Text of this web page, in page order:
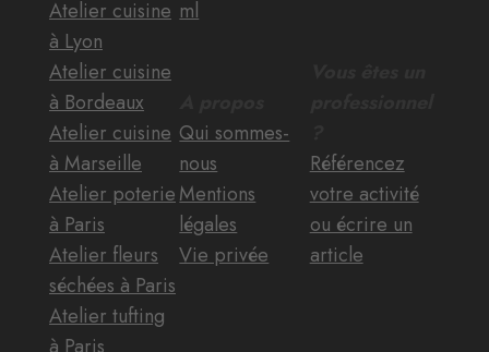
Atelier cuisine
à Lyon
Atelier cuisine
à Bordeaux
Atelier cuisine
à Marseille
Atelier poterie
à Paris
Atelier fleurs
séchées à Paris
Atelier tufting
ml
Qui sommes-
nous
Mentions
légales
Vie privée
Référencez
votre activité
ou écrire un
article